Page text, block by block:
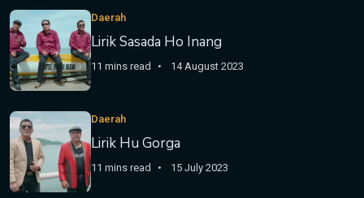
Daerah
Lirik Sasada Ho Inang
11 mins read 14 August 2023
Daerah
Lirik Hu Gorga
11 mins read 15 July 2023